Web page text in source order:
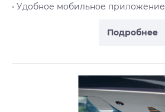
Подробнее
• Удобное мобильное приложение